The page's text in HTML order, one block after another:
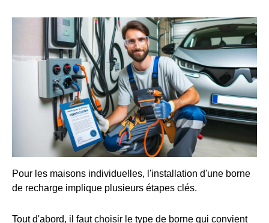
Pour les maisons individuelles, l'installation d'une borne
de recharge implique plusieurs étapes clés.
Tout d'abord, il faut choisir le type de borne qui convient